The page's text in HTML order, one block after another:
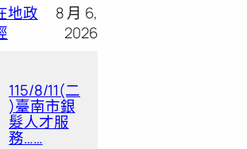
地政
8 月 6,
2026
115/8/11(二
)臺南市銀
髮人才服
務……